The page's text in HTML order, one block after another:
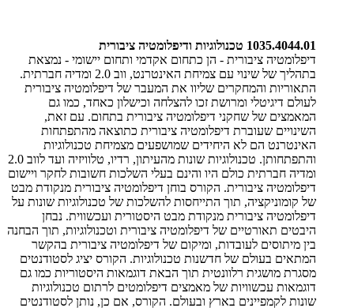
1035.4044.01 טכנולוגיות ודיפלומטיה ציבורית
דיפלומטיה ציבורית - הן כתחום אקדמי ותחום יישומי - נמצאת
בתהליך של שינוי עם צמיחת האינטרנט, ווב 2.0 ומדיה חברתית.
התאוריות והמחקרים שליוו את המעבר של דיפלומטיה ציבורית
לעולם דיגיטלי ומרושת זכו להצלחה וכישלון כאחד, כמו גם
המאמצים של שחקני דיפלומטיה ציבורית בתחום. עם זאת,
השינויים שעוברת דיפלומטיה ציבורית כתוצאה מהתפתחות
האינטרנט הם לא היחידים שמושפעים מצמיחת טכנולוגיות
והתפתחותן. טכנולוגיות שונות מהעיתון, רדיו, טלוויזיה ועד לווב 2.0
ומדיה חברתית כולם היו והינם בעלי השלכות חשובות לחקר ויישום
דיפלומטיה ציבורית. הקורס בוחן דיפלומטיה ציבורית מנקודת מבט
של קומוניקציה, תוך התייחסות להשלכות של טכנולוגיות שונות על
דיפלומטיה ציבורית מנקודת מבט היסטורית ועכשווית. נבחן
היבטים תאורטיים של דיפלומטיה ציבורית וטכנולוגיות, תוך הבחנה
בין מיתוסים לעובדות, ומיקום של דיפלומטיה ציבורית בהקשר
המתאים בעולם של חדשנות טכנולוגיות. הקורס יציג לסטודנטים
מסגרת מושגית רלוונטית תוך הבאת דוגמאות היסטוריות כמו גם
דוגמאות עכשוויות של מאמצים דיפלומטים לרתום טכנולוגיות
שונות לקמפיינים בארץ ובעולם. הקורס, אם כן, נותן לסטודנטים